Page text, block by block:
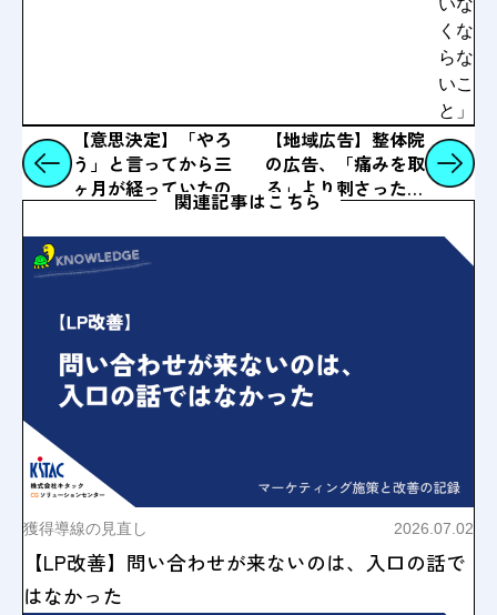
いな
くな
らな
いこ
と」
【意思決定】「やろ
う」と言ってから三
ヶ月が経っていたの
で、小さく始めるこ
とにした話
【地域広告】整体院
の広告、「痛みを取
る」より刺さった言
葉があった、という
話
関連記事はこちら
獲得導線の見直し 2026.07.02
【LP改善】問い合わせが来ないのは、入口の話で
はなかった